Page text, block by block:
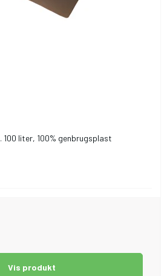
liter, 100% genbrugsplast
Vis produkt